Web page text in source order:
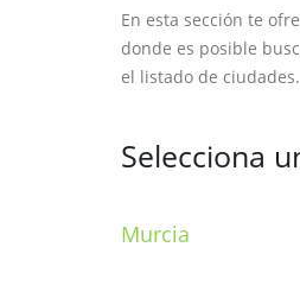
En esta sección te
donde es posible
el listado de ciudades.
Selecciona
Murcia